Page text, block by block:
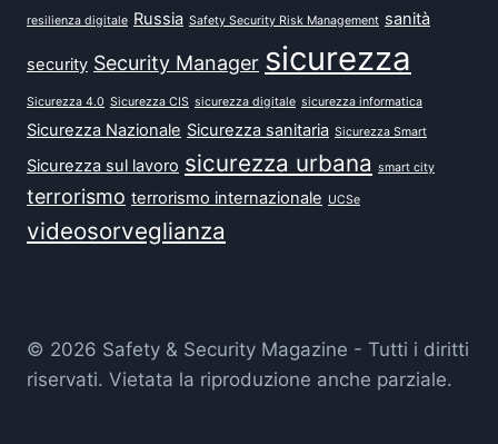
resilienza digitale Russia Safety Security Risk Management sanità
security Security Manager sicurezza
Sicurezza 4.0 Sicurezza CIS sicurezza digitale sicurezza informatica
Sicurezza Nazionale Sicurezza sanitaria Sicurezza Smart
Sicurezza sul lavoro sicurezza urbana smart city
terrorismo terrorismo internazionale UCSe
videosorveglianza
© 2026 Safety & Security Magazine - Tutti i diritti
riservati. Vietata la riproduzione anche parziale.